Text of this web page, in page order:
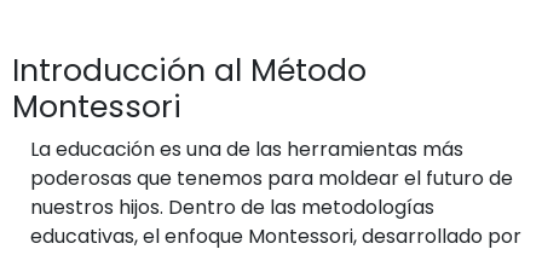
Introducción al Método
Montessori
La educación es una de las herramientas más
poderosas que tenemos para moldear el futuro de
nuestros hijos. Dentro de las metodologías
educativas, el enfoque Montessori, desarrollado por